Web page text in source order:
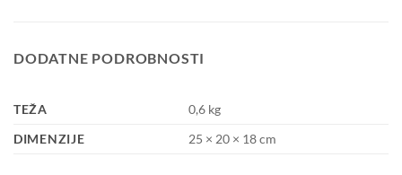
DODATNE PODROBNOSTI
TEŽA
0,6 kg
DIMENZIJE
25 × 20 × 18 cm